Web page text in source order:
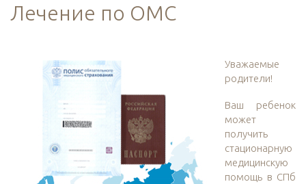
Лечение по ОМС
Уважаемые
родители!
Ваш ребенок
может
получить
стационарную
медицинскую
помощь в СПб